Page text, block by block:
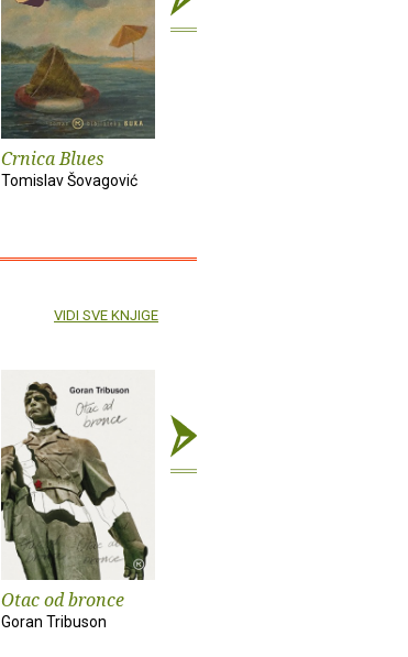
Crnica Blues
Tomislav Šovagović
Otac od bronce
Goran Tribuson
VIDI SVE KNJIGE